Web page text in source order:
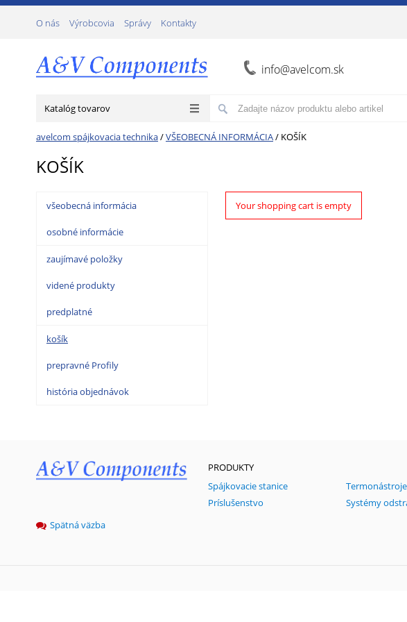
О nás Výrobcovia Správy Kontakty
info@avelcom.sk
Katalóg tovarov
avelcom spájkovacia technika/VŠEOBECNÁ INFORMÁCIA/ KOŠÍK
KOŠÍK
všeobecná informácia
osobné informácie
zaujímavé položky
videné produkty
predplatné
košík
prepravné Profily
história objednávok
Your shopping cart is empty
Spätná väzba
PRODUKTY
Spájkovacie stanice
Termonástroje
Príslušenstvo
Systémy